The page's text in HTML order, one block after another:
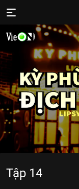
Tập 14